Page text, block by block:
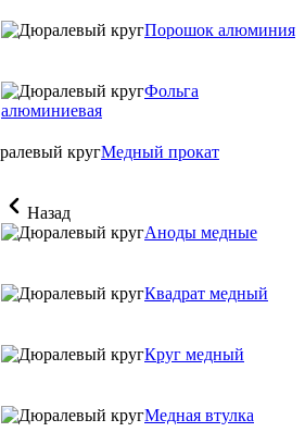
Порошок алюминия
Фольга
алюминиевая
Медный прокат
Назад
Аноды медные
Квадрат медный
Круг медный
Медная втулка